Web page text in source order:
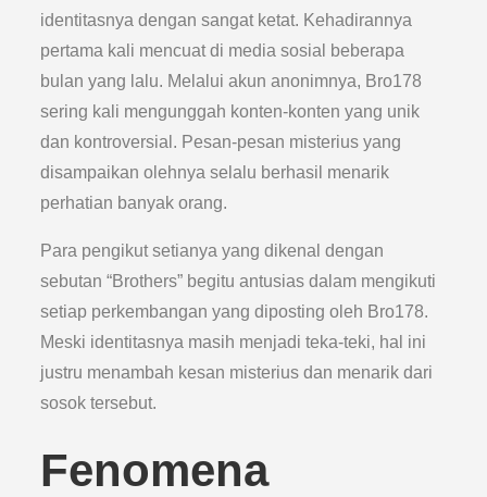
identitasnya dengan sangat ketat. Kehadirannya
pertama kali mencuat di media sosial beberapa
bulan yang lalu. Melalui akun anonimnya, Bro178
sering kali mengunggah konten-konten yang unik
dan kontroversial. Pesan-pesan misterius yang
disampaikan olehnya selalu berhasil menarik
perhatian banyak orang.
Para pengikut setianya yang dikenal dengan
sebutan “Brothers” begitu antusias dalam mengikuti
setiap perkembangan yang diposting oleh Bro178.
Meski identitasnya masih menjadi teka-teki, hal ini
justru menambah kesan misterius dan menarik dari
sosok tersebut.
Fenomena